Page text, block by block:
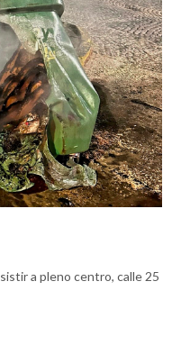
a pleno centro, calle 25